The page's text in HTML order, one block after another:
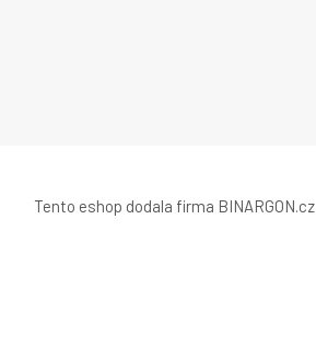
Tento eshop dodala firma BINARGON.cz